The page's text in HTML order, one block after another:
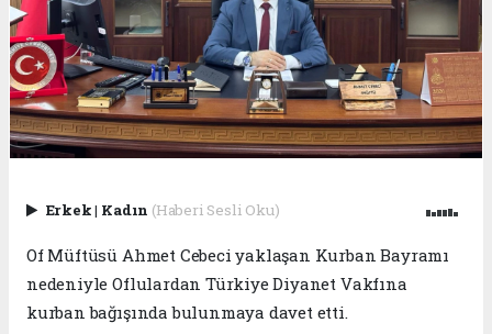
Erkek| Kadın (Haberi Sesli Oku)
Of Müftüsü Ahmet Cebeci yaklaşan Kurban Bayramı
nedeniyle Oflulardan Türkiye Diyanet Vakfına
kurban bağışında bulunmaya davet etti.